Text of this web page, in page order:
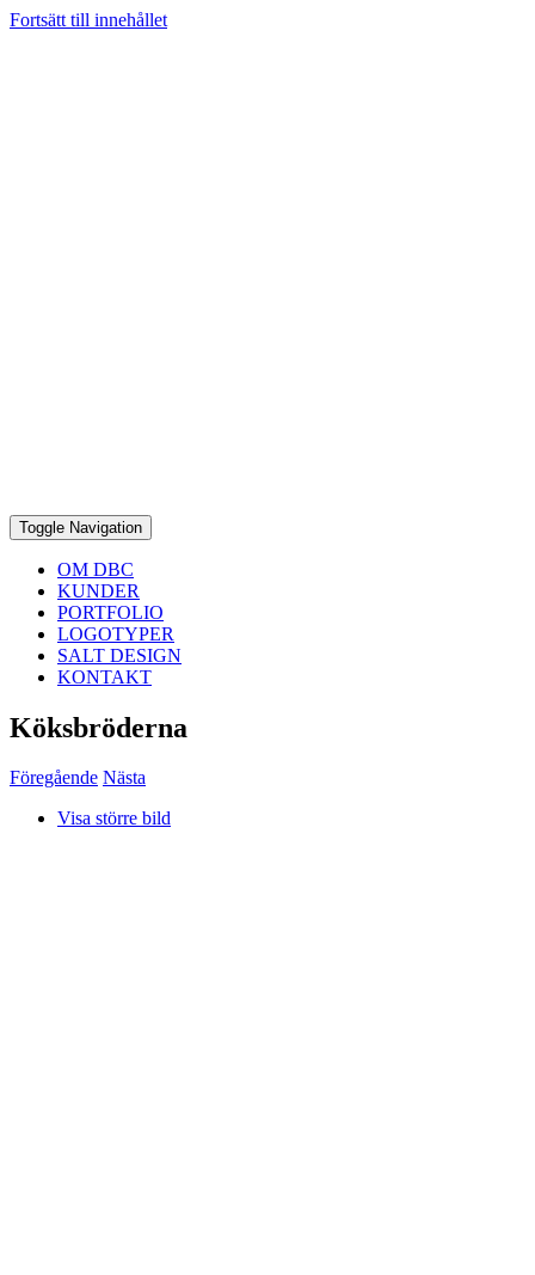
Fortsätt till innehållet
Toggle Navigation
OM DBC
KUNDER
PORTFOLIO
LOGOTYPER
SALT DESIGN
KONTAKT
Köksbröderna
Föregående Nästa
Visa större bild